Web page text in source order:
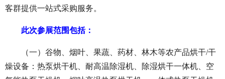
客群提供一站式采购服务。
此次参展范围包括：
（一）谷物、烟叶、果蔬、药材、林木等农产品烘干/干
燥设备：热泵烘干机、耐高温除湿机、除湿烘干一体机、空